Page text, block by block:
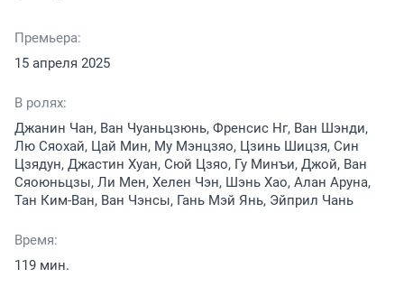
Премьера:
15 апреля 2025
В ролях:
Джанин Чан, Ван Чуаньцзюнь, Френсис Нг, Ван Шэнди,
Лю Сяохай, Цай Мин, Му Мэнцзяо, Цзинь Шицзя, Син
Цзядун, Джастин Хуан, Сюй Цзяо, Гу Минъи, Джой, Ван
Сяоюньцзы, Ли Мен, Хелен Чэн, Шэнь Хао, Алан Аруна,
Тан Ким-Ван, Ван Чэнсы, Гань Мэй Янь, Эйприл Чань
Время:
119 мин.